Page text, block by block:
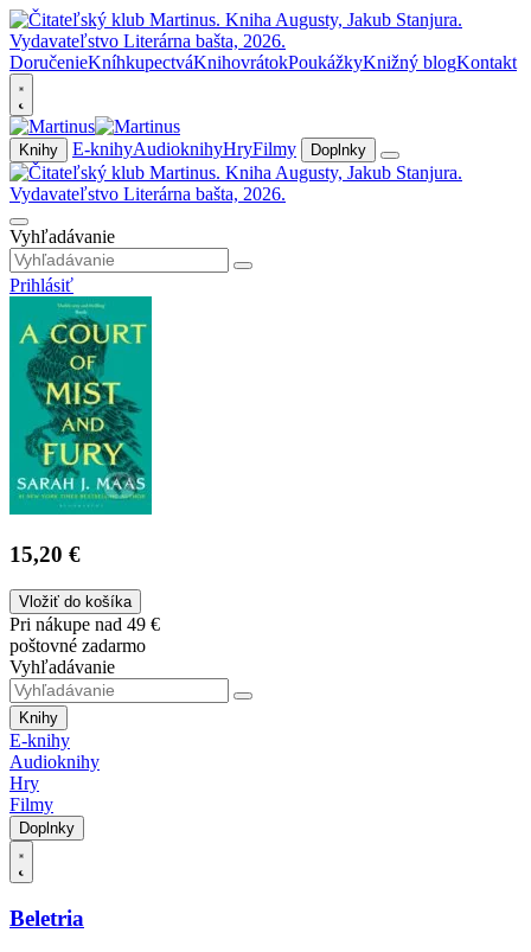
DoručenieKníhkupectváKnihovrátokPoukážkyKnižný blogKontakt
Knihy E-knihyAudioknihyHryFilmy Doplnky
Vyhľadávanie
Prihlásiť
15,20 €
Vložiť do košíka
Pri nákupe nad 49 €
poštovné zadarmo
Vyhľadávanie
Knihy
E-knihy
Audioknihy
Hry
Filmy
Doplnky
Beletria